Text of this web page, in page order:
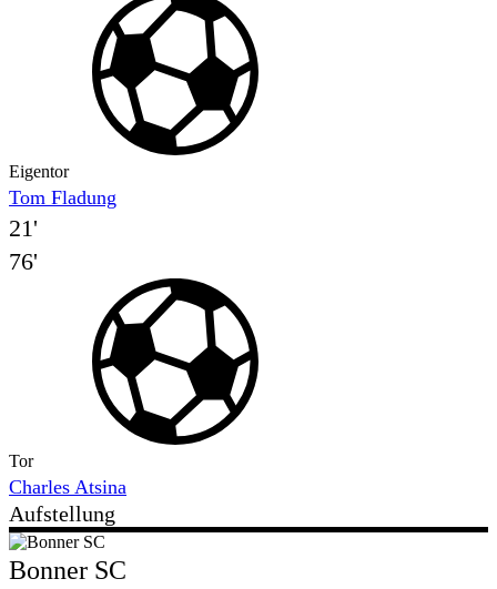
Eigentor
Tom Fladung
21'
76'
Tor
Charles Atsina
Aufstellung
Bonner SC